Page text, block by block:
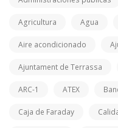
Agricultura Agua
Aire acondicionado
Ajuntament de Terrassa
ARC-1 ATEX
Caja de Faraday